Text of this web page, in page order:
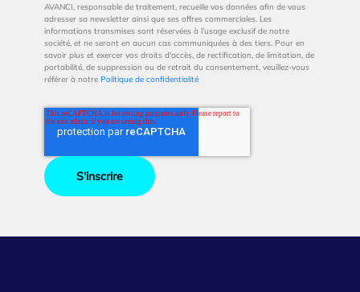
AVANCI, responsable de traitement, recueille vos données afin de vous
adresser sa newsletter ainsi que ses offres commerciales. Les
informations transmises sont réservées à l’usage exclusif de notre
société, et ne seront en aucun cas communiquées à des tiers. Pour en
savoir plus et exercer vos droits d'accès, de rectification, de limitation, de
portabilité, de suppression ou de retrait du consentement, veuillez-vous
référer à notre Politique de confidentialité